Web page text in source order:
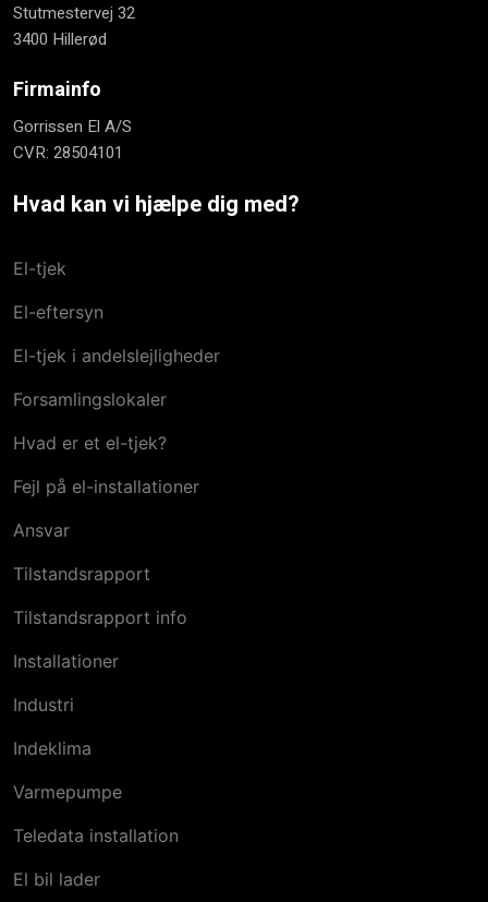
​Stutmestervej 32
3400 Hillerød
Firmainfo
Gorrissen El A/S
CVR: 28504101
Hvad kan vi hjælpe dig med?
El-tjek
El-eftersyn
El-tjek i andelslejligheder
Forsamlingslokaler
Hvad er et el-tjek?
Fejl på el-installationer
Ansvar
Tilstandsrapport
Tilstandsrapport info
Installationer
Industri
Indeklima
Varmepumpe
Teledata installation
El bil​ lader